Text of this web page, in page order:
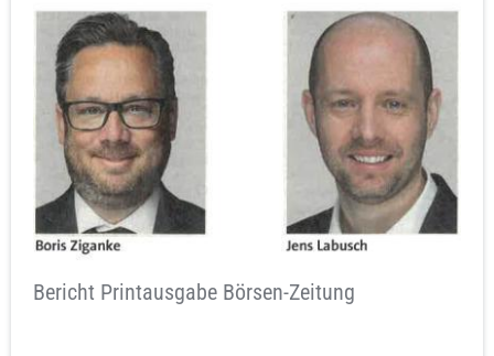
Bericht Printausgabe Börsen-Zeitung